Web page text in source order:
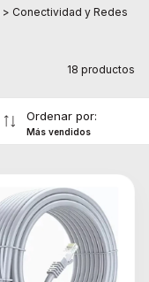
> Conectividad y Redes
18 productos
Ordenar por:
Más vendidos